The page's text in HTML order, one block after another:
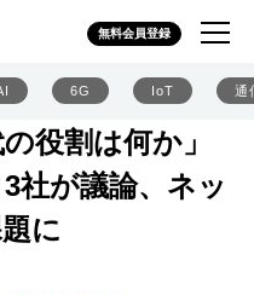
無料会員登録
6G IoT 通
役割は何か」
社が議論、ネッ
に